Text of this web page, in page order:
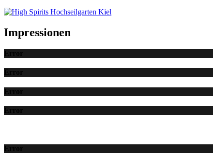
Impressionen
Error
Error
Error
Error
Error